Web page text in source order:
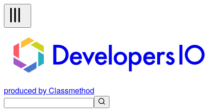
produced by Classmethod